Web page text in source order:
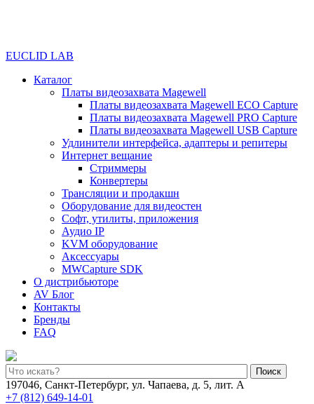
EUCLID LAB
Каталог
Платы видеозахвата Magewell
Платы видеозахвата Magewell ECO Capture
Платы видеозахвата Magewell PRO Capture
Платы видеозахвата Magewell USB Capture
Удлинители интерфейса, адаптеры и репитеры
Интернет вещание
Стриммеры
Конвертеры
Трансляции и продакшн
Оборудование для видеостен
Софт, утилиты, приложения
Аудио IP
KVM оборудование
Аксессуары
MWCapture SDK
О дистрибьюторе
AV Блог
Контакты
Бренды
FAQ
Поиск
197046, Санкт-Петербург, ул. Чапаева, д. 5, лит. А
+7 (812) 649-14-01